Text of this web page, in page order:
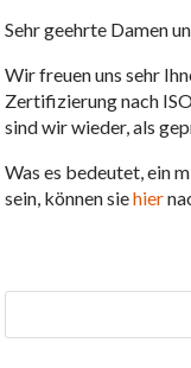
Sehr geehrte Damen
Wir freuen uns sehr
Zertifizierung nach
sind wir wieder, als
Was es bedeutet, ein
sein, können siehier